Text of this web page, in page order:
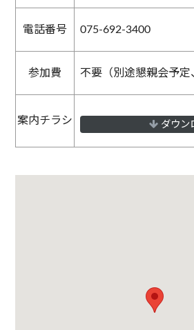
電話番号 075-692-3400
参加費 不要（別途懇親会予定
案内チラシ ダウン